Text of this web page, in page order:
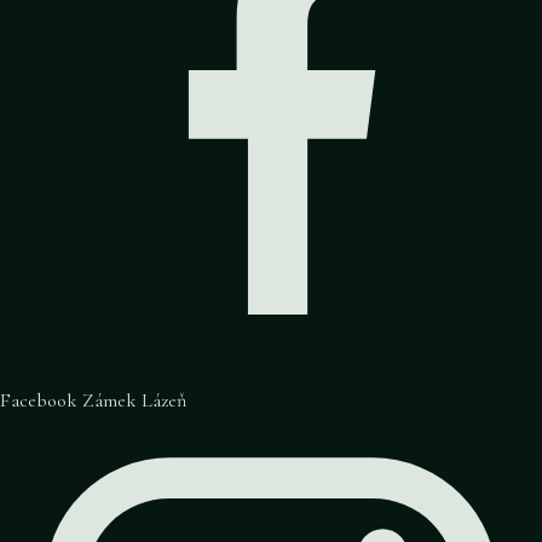
Facebook Zámek Lázeň